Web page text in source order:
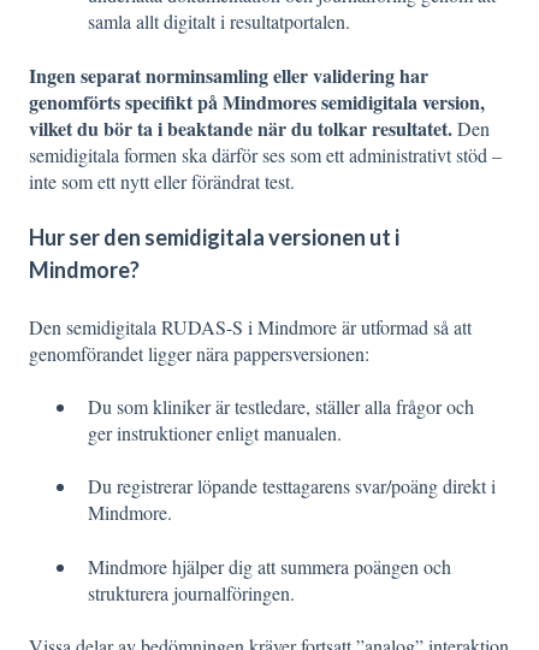
samla allt digitalt i resultatportalen.
Ingen separat norminsamling eller validering har
genomförts specifikt på Mindmores semidigitala version,
vilket du bör ta i beaktande när du tolkar resultatet.Den
semidigitala formen ska därför ses som ett administrativt stöd –
inte som ett nytt eller förändrat test.
Hur ser den semidigitala versionen ut i
Mindmore?
Den semidigitala RUDAS-S i Mindmore är utformad så att
genomförandet ligger nära pappersversionen:
Du som kliniker är testledare, ställer alla frågor och
ger instruktioner enligt manualen.
Du registrerar löpande testtagarens svar/poäng direkt i
Mindmore.
Mindmore hjälper dig att summera poängen och
strukturera journalföringen.